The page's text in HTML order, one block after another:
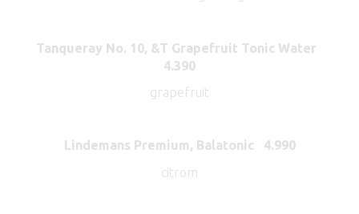
Tanqueray No. 10, &T Grapefruit Tonic Water
4.390
grapefruit
Lindemans Premium, Balatonic 4.990
citrom